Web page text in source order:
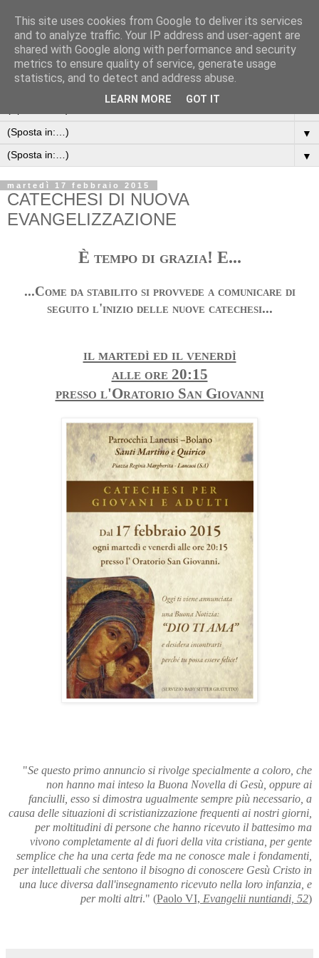
Parrocchia Santi Martino e
Quirico
▼
▼
martedì 17 febbraio 2015
CATECHESI DI NUOVA
EVANGELIZZAZIONE
È tempo di grazia! E...
...Come da stabilito si provvede a comunicare di
seguito l'inizio delle nuove catechesi...
il martedì ed il venerdì
alle ore 20:15
presso l'Oratorio San Giovanni
"Se questo primo annuncio si rivolge specialmente a coloro, che
non hanno mai inteso la Buona Novella di Gesù, oppure ai
fanciulli, esso si dimostra ugualmente sempre più necessario, a
causa delle situazioni di scristianizzazione frequenti ai nostri giorni,
per moltitudini di persone che hanno ricevuto il battesimo ma
vivono completamente al di fuori della vita cristiana, per gente
semplice che ha una certa fede ma ne conosce male i fondamenti,
per intellettuali che sentono il bisogno di conoscere Gesù Cristo in
una luce diversa dall'insegnamento ricevuto nella loro infanzia, e
per molti altri." (Paolo VI, Evangelii nuntiandi, 52)
This site uses cookies from Google to deliver its services
and to analyze traffic. Your IP address and user-agent are
shared with Google along with performance and security
metrics to ensure quality of service, generate usage
statistics, and to detect and address abuse.
LEARN MORE GOT IT